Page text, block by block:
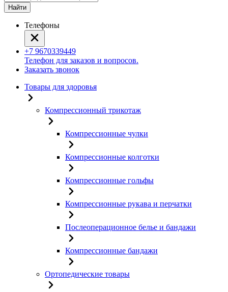
Найти
Телефоны
+7 9670339449
Телефон для заказов и вопросов.
Заказать звонок
Товары для здоровья
Компрессионный трикотаж
Компрессионные чулки
Компрессионные колготки
Компрессионные гольфы
Компрессионные рукава и перчатки
Послеоперационное белье и бандажи
Компрессионные бандажи
Ортопедические товары